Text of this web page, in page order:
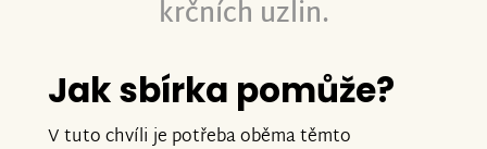
krčních uzlin.
Jak sbírka pomůže?
V tuto chvíli je potřeba oběma těmto